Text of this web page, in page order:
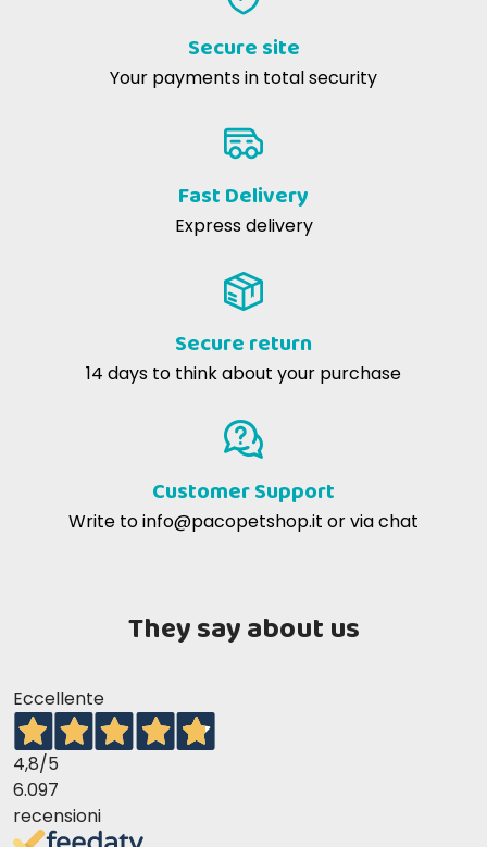
Secure site
Your payments in total security
Fast Delivery
Express delivery
Secure return
14 days to think about your purchase
Customer Support
Write toinfo@pacopetshop.it or via chat
They say about us
Eccellente
4,8/5
6.097
recensioni